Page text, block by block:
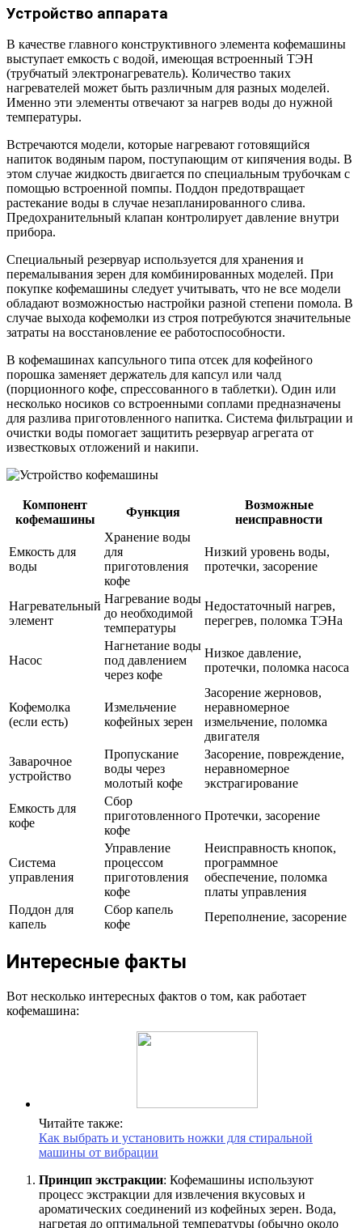
Устройство аппарата
В качестве главного конструктивного элемента кофемашины
выступает емкость с водой, имеющая встроенный ТЭН
(трубчатый электронагреватель). Количество таких
нагревателей может быть различным для разных моделей.
Именно эти элементы отвечают за нагрев воды до нужной
температуры.
Встречаются модели, которые нагревают готовящийся
напиток водяным паром, поступающим от кипячения воды. В
этом случае жидкость двигается по специальным трубочкам с
помощью встроенной помпы. Поддон предотвращает
растекание воды в случае незапланированного слива.
Предохранительный клапан контролирует давление внутри
прибора.
Специальный резервуар используется для хранения и
перемалывания зерен для комбинированных моделей. При
покупке кофемашины следует учитывать, что не все модели
обладают возможностью настройки разной степени помола. В
случае выхода кофемолки из строя потребуются значительные
затраты на восстановление ее работоспособности.
В кофемашинах капсульного типа отсек для кофейного
порошка заменяет держатель для капсул или чалд
(порционного кофе, спрессованного в таблетки). Один или
несколько носиков со встроенными соплами предназначены
для разлива приготовленного напитка. Система фильтрации и
очистки воды помогает защитить резервуар агрегата от
известковых отложений и накипи.
Компонент
кофемашины
Функция
Возможные
неисправности
Емкость для
воды
Хранение воды
для
приготовления
кофе
Низкий уровень воды,
протечки, засорение
Нагревательный
элемент
Нагревание воды
до необходимой
температуры
Недостаточный нагрев,
перегрев, поломка ТЭНа
Насос
Нагнетание воды
под давлением
через кофе
Низкое давление,
протечки, поломка насоса
Кофемолка
(если есть)
Измельчение
кофейных зерен
Засорение жерновов,
неравномерное
измельчение, поломка
двигателя
Заварочное
устройство
Пропускание
воды через
молотый кофе
Засорение, повреждение,
неравномерное
экстрагирование
Емкость для
кофе
Сбор
приготовленного
кофе
Протечки, засорение
Система
управления
Управление
процессом
приготовления
кофе
Неисправность кнопок,
программное
обеспечение, поломка
платы управления
Поддон для
капель
Сбор капель
кофе
Переполнение, засорение
Интересные факты
Вот несколько интересных фактов о том, как работает
кофемашина:
Читайте также:
Как выбрать и установить ножки для стиральной
машины от вибрации
Принцип экстракции: Кофемашины используют
процесс экстракции для извлечения вкусовых и
ароматических соединений из кофейных зерен. Вода,
нагретая до оптимальной температуры (обычно около